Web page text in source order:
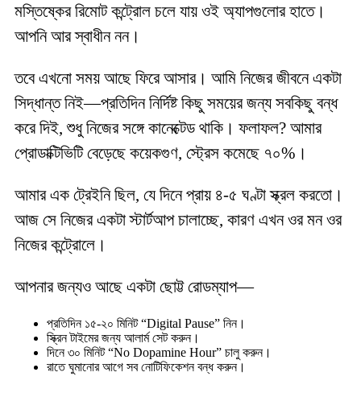
মস্তিষ্কের রিমোট কন্ট্রোল চলে যায় ওই অ্যাপগুলোর হাতে।
আপনি আর স্বাধীন নন।
তবে এখনো সময় আছে ফিরে আসার। আমি নিজের জীবনে একটা
সিদ্ধান্ত নিই—প্রতিদিন নির্দিষ্ট কিছু সময়ের জন্য সবকিছু বন্ধ
করে দিই, শুধু নিজের সঙ্গে কানেক্টেড থাকি। ফলাফল? আমার
প্রোডাক্টিভিটি বেড়েছে কয়েকগুণ, স্ট্রেস কমেছে ৭০%।
আমার এক ট্রেইনি ছিল, যে দিনে প্রায় ৪-৫ ঘণ্টা স্ক্রল করতো।
আজ সে নিজের একটা স্টার্টআপ চালাচ্ছে, কারণ এখন ওর মন ওর
নিজের কন্ট্রোলে।
আপনার জন্যও আছে একটা ছোট্ট রোডম্যাপ—
প্রতিদিন ১৫-২০ মিনিট “Digital Pause” নিন।
স্ক্রিন টাইমের জন্য আলার্ম সেট করুন।
দিনে ৩০ মিনিট “No Dopamine Hour” চালু করুন।
রাতে ঘুমানোর আগে সব নোটিফিকেশন বন্ধ করুন।